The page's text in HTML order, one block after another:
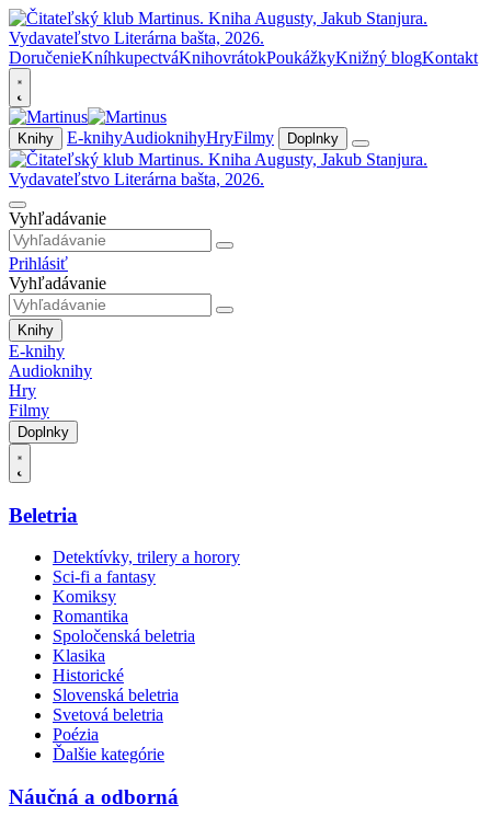
DoručenieKníhkupectváKnihovrátokPoukážkyKnižný blogKontakt
Knihy E-knihyAudioknihyHryFilmy Doplnky
Vyhľadávanie
Prihlásiť
Vyhľadávanie
Knihy
E-knihy
Audioknihy
Hry
Filmy
Doplnky
Beletria
Detektívky, trilery a horory
Sci-fi a fantasy
Komiksy
Romantika
Spoločenská beletria
Klasika
Historické
Slovenská beletria
Svetová beletria
Poézia
Ďalšie kategórie
Náučná a odborná